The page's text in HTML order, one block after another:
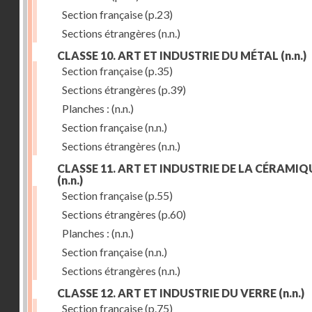
Section française(p.23)
Sections étrangères (n.n.)
CLASSE 10. ART ET INDUSTRIE DU MÉTAL (n.n.)
Section française(p.35)
Sections étrangères (p.39)
Planches : (n.n.)
Section française(n.n.)
Sections étrangères (n.n.)
CLASSE 11. ART ET INDUSTRIE DE LA
(n.n.)
Section française(p.55)
Sections étrangères (p.60)
Planches : (n.n.)
Section française(n.n.)
Sections étrangères (n.n.)
CLASSE 12. ART ET INDUSTRIE DU VERRE (n.n.)
Section française(p.75)